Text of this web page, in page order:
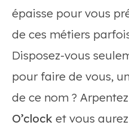
épaisse pour vous
de ces métiers
Disposez-vous
pour faire de vous,
de ce nom ?
O’clock et vous